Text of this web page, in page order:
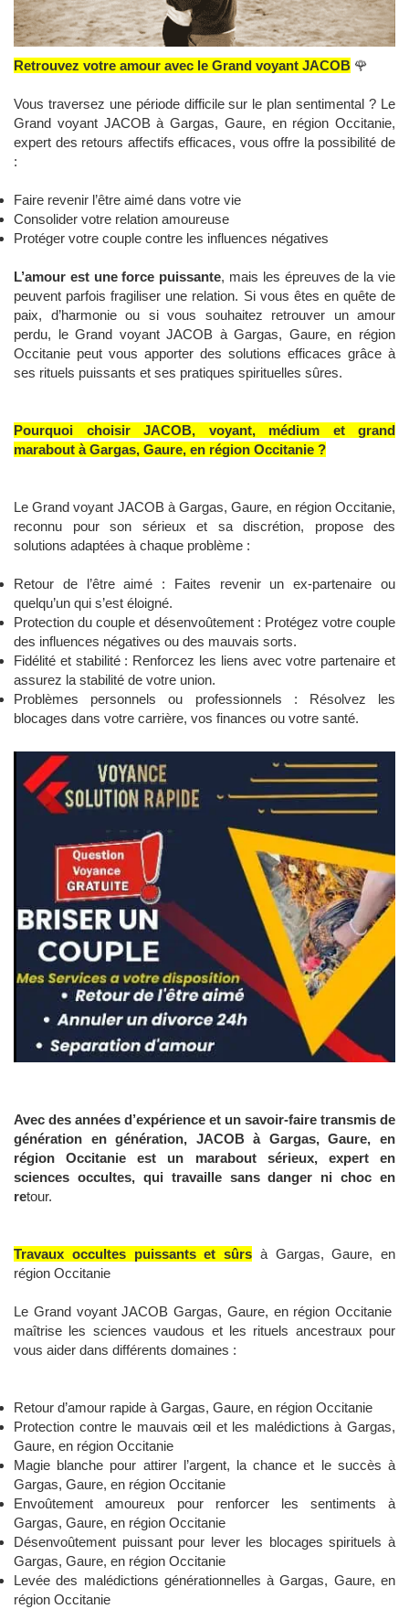
Retrouvez votre amour avec le Grand voyant JACOB 🌹
Vous traversez une période difficile sur le plan sentimental ? Le
Grand voyant JACOB à Gargas, Gaure, en région Occitanie,
expert des retours affectifs efficaces, vous offre la possibilité de
:
Faire revenir l’être aimé dans votre vie
Consolider votre relation amoureuse
Protéger votre couple contre les influences négatives
L’amour est une force puissante, mais les épreuves de la vie
peuvent parfois fragiliser une relation. Si vous êtes en quête de
paix, d’harmonie ou si vous souhaitez retrouver un amour
perdu, le Grand voyant JACOB à Gargas, Gaure, en région
Occitanie peut vous apporter des solutions efficaces grâce à
ses rituels puissants et ses pratiques spirituelles sûres.
Pourquoi choisir JACOB, voyant, médium et grand
marabout à Gargas, Gaure, en région Occitanie ?
Le Grand voyant JACOB à Gargas, Gaure, en région Occitanie,
reconnu pour son sérieux et sa discrétion, propose des
solutions adaptées à chaque problème :
Retour de l’être aimé : Faites revenir un ex-partenaire ou
quelqu’un qui s’est éloigné.
Protection du couple et désenvoûtement : Protégez votre couple
des influences négatives ou des mauvais sorts.
Fidélité et stabilité : Renforcez les liens avec votre partenaire et
assurez la stabilité de votre union.
Problèmes personnels ou professionnels : Résolvez les
blocages dans votre carrière, vos finances ou votre santé.
Avec des années d’expérience et un savoir-faire transmis de
génération en génération, JACOB à Gargas, Gaure, en
région Occitanie est un marabout sérieux, expert en
sciences occultes, qui travaille sans danger ni choc en
retour.
Travaux occultes puissants et sûrs à Gargas, Gaure, en
région Occitanie
Le Grand voyant JACOB Gargas, Gaure, en région Occitanie
maîtrise les sciences vaudous et les rituels ancestraux pour
vous aider dans différents domaines :
Retour d’amour rapide à Gargas, Gaure, en région Occitanie
Protection contre le mauvais œil et les malédictions à Gargas,
Gaure, en région Occitanie
Magie blanche pour attirer l’argent, la chance et le succès à
Gargas, Gaure, en région Occitanie
Envoûtement amoureux pour renforcer les sentiments à
Gargas, Gaure, en région Occitanie
Désenvoûtement puissant pour lever les blocages spirituels à
Gargas, Gaure, en région Occitanie
Levée des malédictions générationnelles à Gargas, Gaure, en
région Occitanie